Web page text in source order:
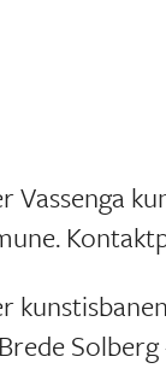
Vassenga